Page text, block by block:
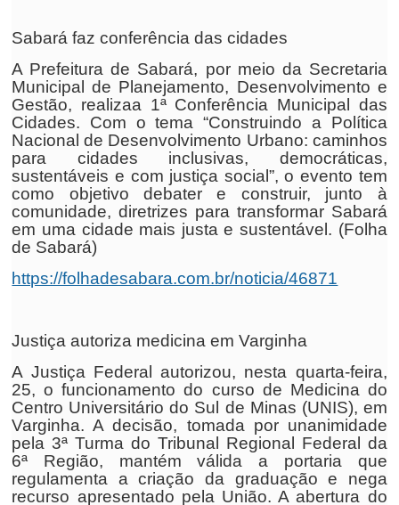
Sabará faz conferência das cidades
A Prefeitura de Sabará, por meio da Secretaria
Municipal de Planejamento, Desenvolvimento e
Gestão, realizaa 1ª Conferência Municipal das
Cidades. Com o tema “Construindo a Política
Nacional de Desenvolvimento Urbano: caminhos
para cidades inclusivas, democráticas,
sustentáveis e com justiça social”, o evento tem
como objetivo debater e construir, junto à
comunidade, diretrizes para transformar Sabará
em uma cidade mais justa e sustentável. (Folha
de Sabará)
https://folhadesabara.com.br/noticia/46871
Justiça autoriza medicina em Varginha
A Justiça Federal autorizou, nesta quarta-feira,
25, o funcionamento do curso de Medicina do
Centro Universitário do Sul de Minas (UNIS), em
Varginha. A decisão, tomada por unanimidade
pela 3ª Turma do Tribunal Regional Federal da
6ª Região, mantém válida a portaria que
regulamenta a criação da graduação e nega
recurso apresentado pela União. A abertura do